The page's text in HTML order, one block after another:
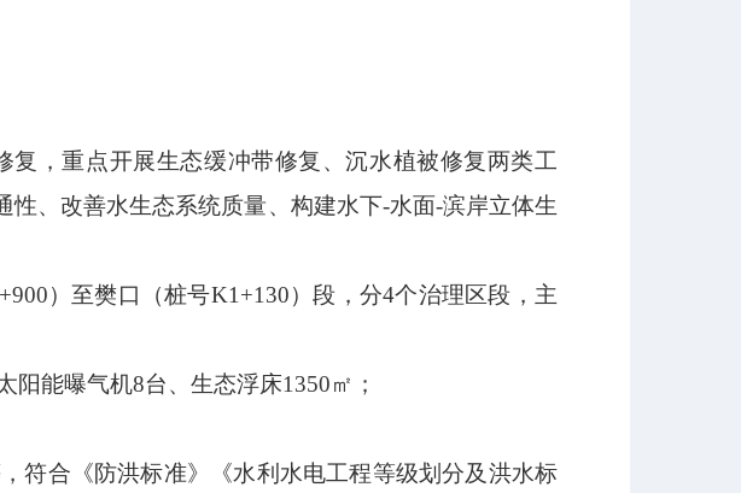
，重点开展生态缓冲带修复、沉水植被修复两类工
性、改善水生态系统质量、构建水下-水面-滨岸立体生
）至樊口（桩号K1+130）段，分4个治理区段，主
阳能曝气机8台、生态浮床1350㎡；
符合《防洪标准》《水利水电工程等级划分及洪水标